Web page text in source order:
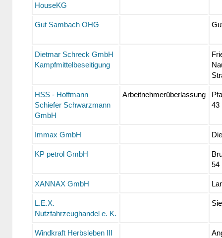
HouseKG
Gut Sambach OHG
Dietmar Schreck GmbH
Kampfmittelbeseitigung
HSS - Hoffmann
Schiefer Schwarzmann
GmbH
Arbeitnehmerüberlassung
43
Immax GmbH
KP petrol GmbH
54
XANNAX GmbH
L.E.X.
Nutzfahrzeughandel e. K.
Windkraft Herbsleben III